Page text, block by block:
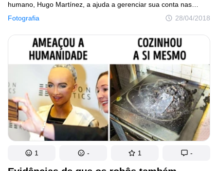
Fotografia 28/04/2018
humano, Hugo Martínez, a ajuda a gerenciar sua conta nas
redes sociais. Ele é fotógrafo e diz que a felina é a sua maior
inspiração. A gatinha surgiu na vida dele em 2012, quando
se mudou da Califórnia para Nova York, e a adotou como animal
de estimação. Desde então, Princess Cheeto inspira não apenas
seu dono, mas também seus seguidores no Instagram, cujo
número cresce a cada dia.
1 - 1 -